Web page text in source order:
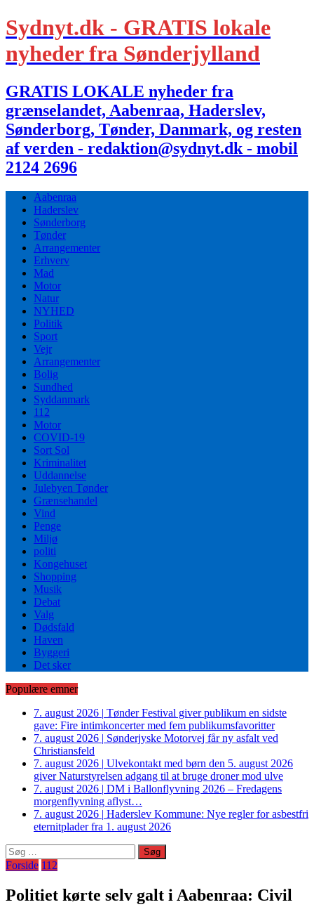
Sydnyt.dk - GRATIS lokale
nyheder fra Sønderjylland
GRATIS LOKALE nyheder fra
grænselandet, Aabenraa, Haderslev,
Sønderborg, Tønder, Danmark, og resten
af verden - redaktion@sydnyt.dk - mobil
2124 2696
Aabenraa
Haderslev
Sønderborg
Tønder
Arrangementer
Erhverv
Mad
Motor
Natur
NYHED
Politik
Sport
Vejr
Arrangementer
Bolig
Sundhed
Syddanmark
112
Motor
COVID-19
Sort Sol
Kriminalitet
Uddannelse
Julebyen Tønder
Grænsehandel
Vind
Penge
Miljø
politi
Kongehuset
Shopping
Musik
Debat
Valg
Dødsfald
Haven
Byggeri
Det sker
Populære emner
7. august 2026 | Tønder Festival giver publikum en sidste
gave: Fire intimkoncerter med fem publikumsfavoritter
7. august 2026 | Sønderjyske Motorvej får ny asfalt ved
Christiansfeld
7. august 2026 | Ulvekontakt med børn den 5. august 2026
giver Naturstyrelsen adgang til at bruge droner mod ulve
7. august 2026 | DM i Ballonflyvning 2026 – Fredagens
morgenflyvning aflyst…
7. august 2026 | Haderslev Kommune: Nye regler for asbestfri
eternitplader fra 1. august 2026
Søg
efter:
Forside 112
Politiet kørte selv galt i Aabenraa: Civil